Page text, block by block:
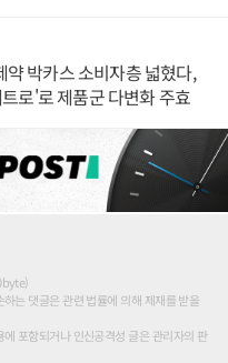
약 박카스 소비자층 넓혔다,
로'로 제품군 다변화 주효
는 댓글은 관련 법률에 의해 제재를 받을
포함되거나 인신공격성 글은 관리자의 판